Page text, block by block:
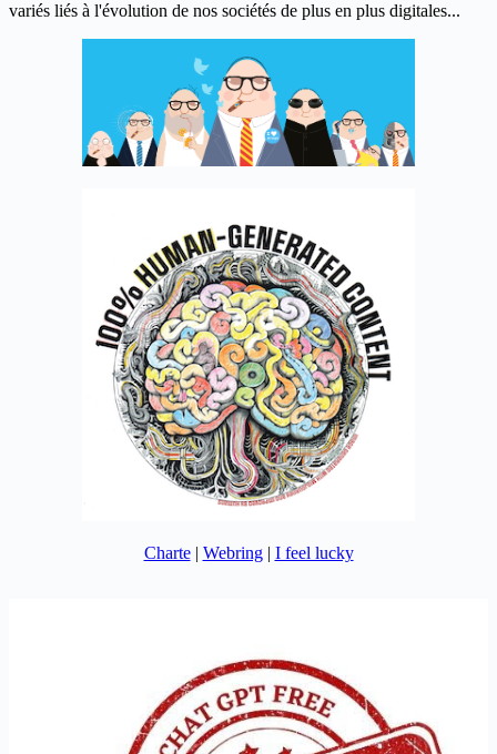
variés liés à l'évolution de nos sociétés de plus en plus digitales...
Charte| Webring| I feel lucky